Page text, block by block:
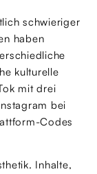
schwieriger
haben
kulturelle
mit drei
bei
Codes
Inhalte,